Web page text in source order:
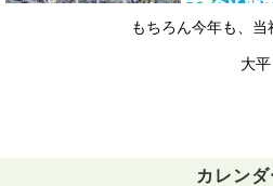
もちろん今年も、当
大平
カレンダ